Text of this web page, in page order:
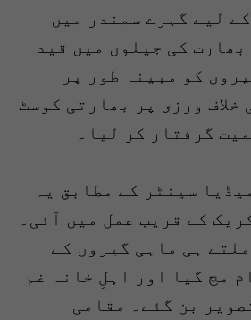
لیے گہرے سمندر میں
کی جیلوں میں قید
کو مبینہ طور پر
خلاف ورزی پر بھارتی کوسٹ
گرفتار کر لیا۔
سینٹر کے مطابق یہ
کے قریب عمل میں آئی۔
ملتے ہی ماہی گیروں کے
مچ گیا اور اہلِ خانہ غم
بن گئے۔ مقامی